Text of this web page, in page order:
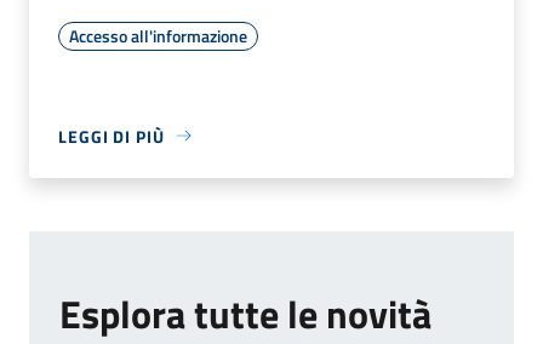
Accesso all'informazione
LEGGI DI PIÙ
Esplora tutte le novità